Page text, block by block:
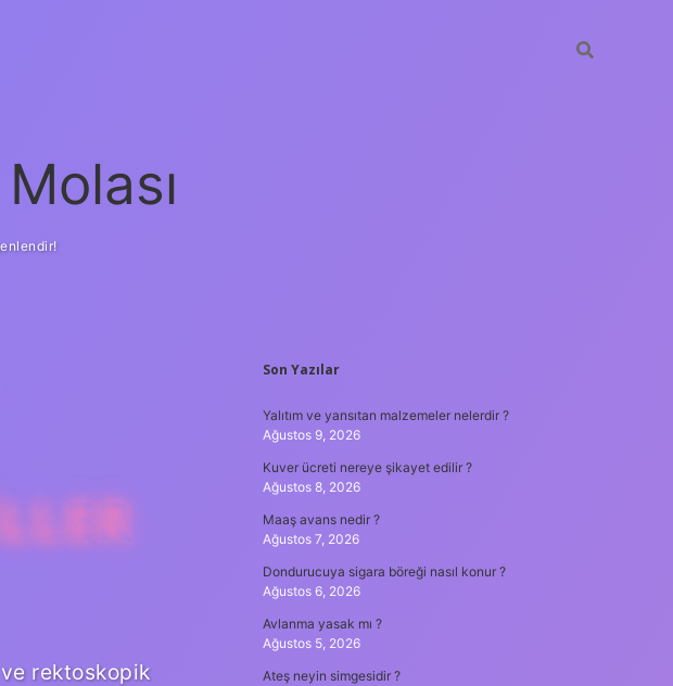
rektoskopik
SIDEBAR
Son Yazılar
Yalıtım ve yansıtan malzemeler nelerdir ?
Ağustos 9, 2026
Kuver ücreti nereye şikayet edilir ?
Ağustos 8, 2026
Maaş avans nedir ?
Ağustos 7, 2026
Dondurucuya sigara böreği nasıl konur ?
Ağustos 6, 2026
Avlanma yasak mı ?
Ağustos 5, 2026
Ateş neyin simgesidir ?